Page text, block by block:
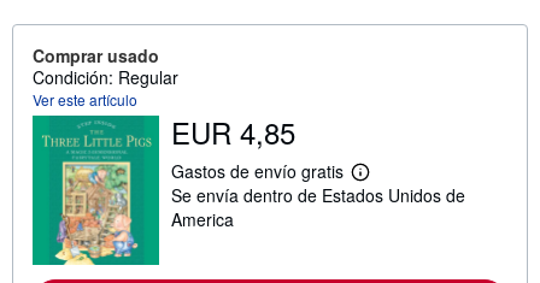
Comprar usado
Condición: Regular
Ver este artículo
EUR 4,85
Gastos de envío gratis
M
á
Se envía dentro de Estados Unidos de
America